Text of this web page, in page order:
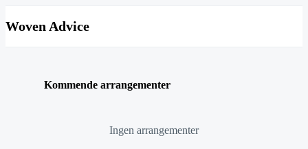
Woven Advice
Kommende arrangementer
Ingen arrangementer